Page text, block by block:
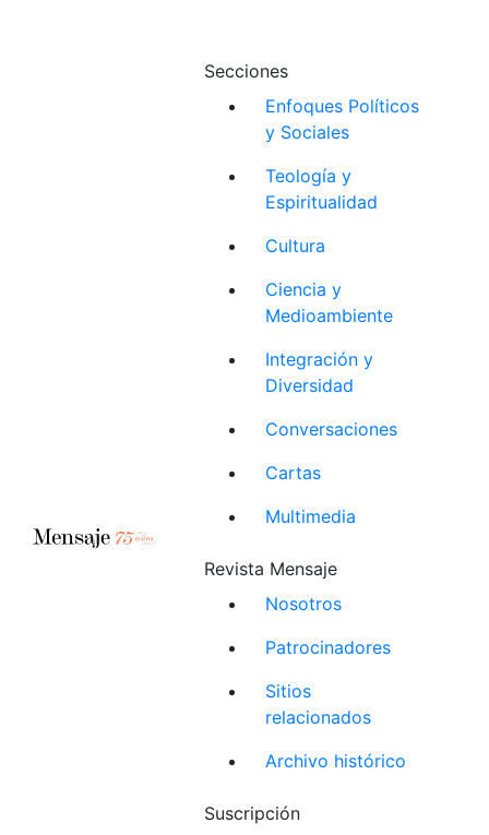
Secciones
Enfoques Políticos
y Sociales
Teología y
Espiritualidad
Cultura
Ciencia y
Medioambiente
Integración y
Diversidad
Conversaciones
Cartas
Multimedia
Revista Mensaje
Nosotros
Patrocinadores
Sitios
relacionados
Archivo histórico
Suscripción